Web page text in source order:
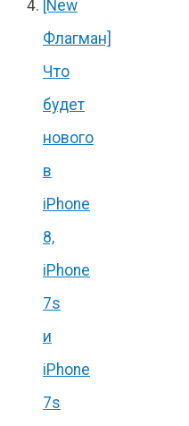
[New
Флагман]
Что
будет
нового
в
iPhone
8,
iPhone
7s
и
iPhone
7s